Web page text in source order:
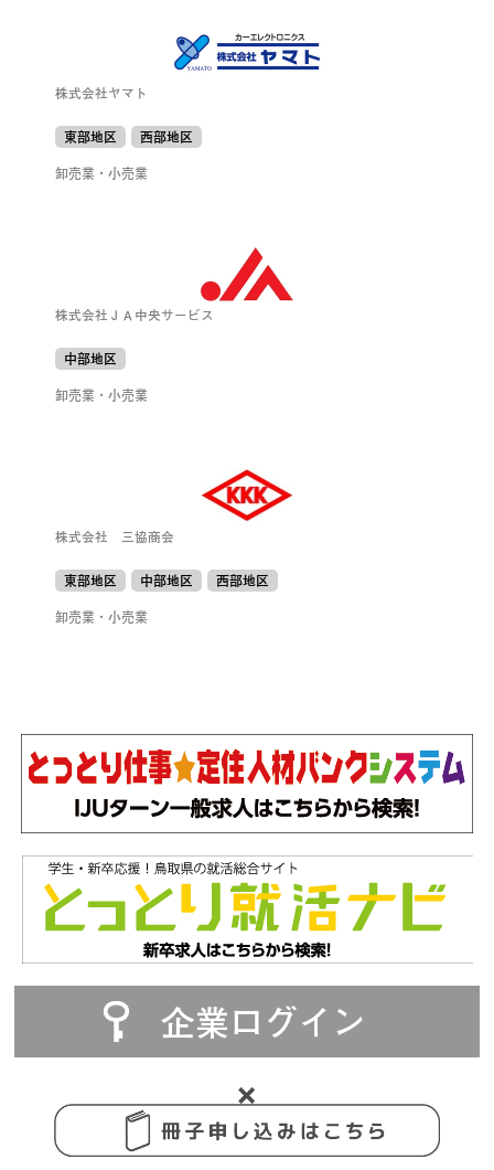
株式会社ヤマト
東部地区
西部地区
卸売業・小売業
株式会社ＪＡ中央サービス
中部地区
卸売業・小売業
株式会社 三協商会
東部地区 中部地区
西部地区
卸売業・小売業
企業ログイン